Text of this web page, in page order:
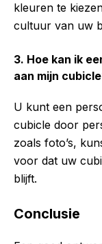
kleuren te
cultuur van uw
3. Hoe kan ik
aan mijn
U kunt een
cubicle door
zoals foto’s,
voor dat uw
blijft.
Conclusie